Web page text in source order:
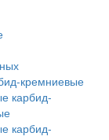
кремниевые
карбид-
карбид-